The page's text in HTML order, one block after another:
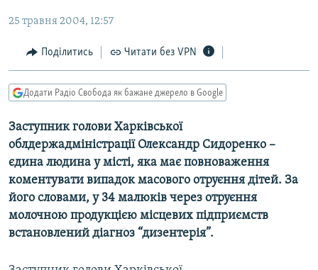
ПОДКАСТИ
КРИМ РЕАЛІЇ
РУС
УКР
КТАТ
ДОЛУЧАЙСЯ!
25 травня 2004, 12:57
Поділитись Читати без VPN
Додати Радіо Свобода як бажане джерело в Google
Заступник голови Харківської
облдержадміністрації Олександр Сидоренко –
єдина людина у місті, яка має повноваження
коментувати випадок масового отруєння дітей. За
його словами, у 34 малюків через отруєння
молочною продукцією місцевих підприємств
встановлений діагноз “дизентерія”.